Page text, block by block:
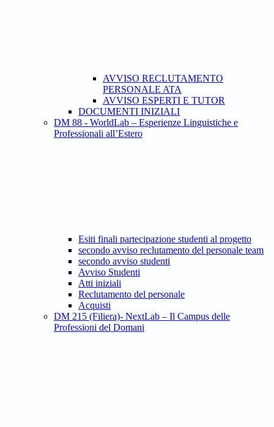
AVVISO RECLUTAMENTO
PERSONALE ATA
AVVISO ESPERTI E TUTOR
DOCUMENTI INIZIALI
DM 88 - WorldLab – Esperienze Linguistiche e
Professionali all’Estero
Esiti finali partecipazione studenti al progetto
secondo avviso reclutamento del personale team
secondo avviso studenti
Avviso Studenti
Atti iniziali
Reclutamento del personale
Acquisti
DM 215 (Filiera)- NextLab – Il Campus delle
Professioni del Domani